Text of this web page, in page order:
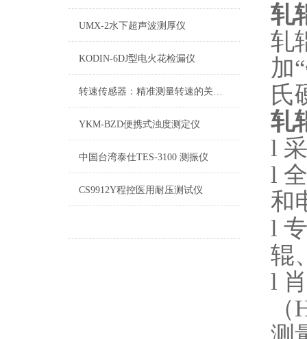
UMX-2水下超声波测厚仪
KODIN-6DJ型电火花检漏仪
转速传感器：精准测量转速的关键器件
YKM-BZD便携式浊度测定仪
中国台湾泰仕TES-3100 测振仪
CS9912Y程控医用耐压测试仪
轧
轧
加
氏
轧
l
l
和
l
辊
l